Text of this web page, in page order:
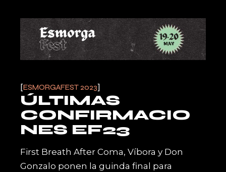
ESMORGAFEST 2023
ÚLTIMAS
CONFIRMACIO
NES EF23
First Breath After Coma, Víbora y Don
Gonzalo ponen la guinda final para